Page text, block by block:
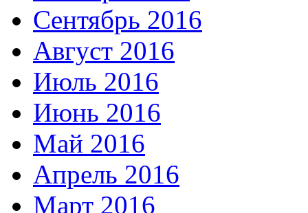
Сентябрь 2016
Август 2016
Июль 2016
Июнь 2016
Май 2016
Апрель 2016
Март 2016